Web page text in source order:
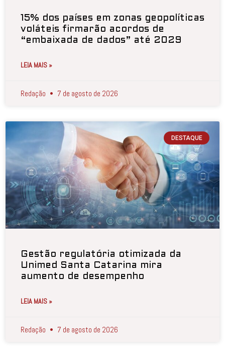
15% dos países em zonas geopolíticas
voláteis firmarão acordos de
“embaixada de dados” até 2029
LEIA MAIS »
Redação 7 de agosto de 2026
DESTAQUE
Gestão regulatória otimizada da
Unimed Santa Catarina mira
aumento de desempenho
LEIA MAIS »
Redação 7 de agosto de 2026